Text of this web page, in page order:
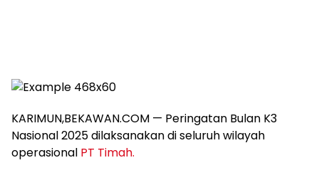
KARIMUN,BEKAWAN.COM — Peringatan Bulan K3
Nasional 2025 dilaksanakan di seluruh wilayah
operasional PT Timah.